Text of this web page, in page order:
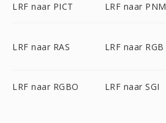
LRF naar PICT LRF naar PNM
LRF naar RAS LRF naar RGB
LRF naar RGBO LRF naar SGI